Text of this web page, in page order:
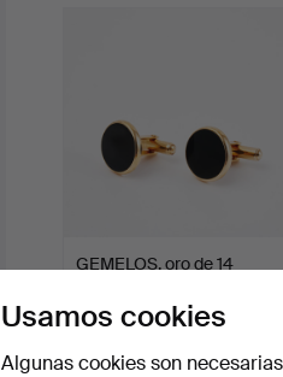
GEMELOS, oro de 14
Subastado 10 feb 2026
422 USD
Usamos cookies
Algunas cookies son